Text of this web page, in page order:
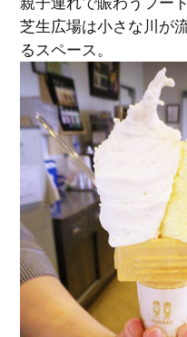
芝生広場は小さな川が
るスペース。